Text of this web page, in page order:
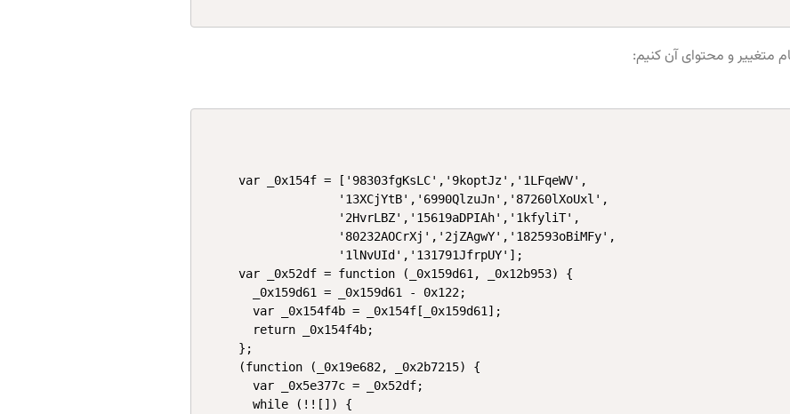
متغییر و محتوای آن کنیم:
var _0x154f = ['98303fgKsLC','9koptJz','1LFqeWV',
              '13XCjYtB','6990QlzuJn','87260lXoUxl',
              '2HvrLBZ','15619aDPIAh','1kfyliT',
              '80232AOCrXj','2jZAgwY','182593oBiMFy',
              '1lNvUId','131791JfrpUY'];
var _0x52df = function (_0x159d61, _0x12b953) {
  _0x159d61 = _0x159d61 - 0x122;
  var _0x154f4b = _0x154f[_0x159d61];
  return _0x154f4b;
};
(function (_0x19e682, _0x2b7215) {
  var _0x5e377c = _0x52df;
  while (!![]) {